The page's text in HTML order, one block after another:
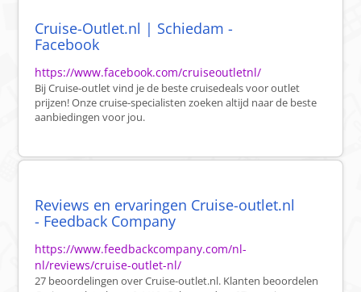
Cruise-Outlet.nl | Schiedam -
Facebook
https://www.facebook.com/cruiseoutletnl/
Bij Cruise-outlet vind je de beste cruisedeals voor outlet
prijzen! Onze cruise-specialisten zoeken altijd naar de beste
aanbiedingen voor jou.
Reviews en ervaringen Cruise-outlet.nl
- Feedback Company
https://www.feedbackcompany.com/nl-
nl/reviews/cruise-outlet-nl/
27 beoordelingen over Cruise-outlet.nl. Klanten beoordelen